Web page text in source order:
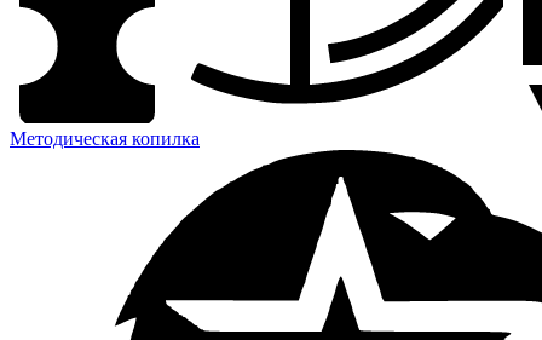
Методическая копилка